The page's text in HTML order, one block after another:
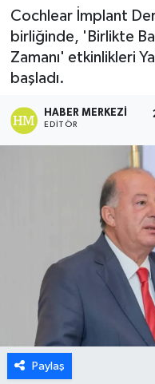
Cochlear İmplant
birliğinde, 'Birlikte
Zamanı' etkinlikleri
başladı.
HABER MERKEZI
EDITÖR
Paylaş
EĞİTİM
EKONOMİ
ENGLISH
ESENTEPE
GAZİMAĞUSA
GÜNDEM
GÜNEY KIBRIS
İÇ HABERLER
Haber Arşivi